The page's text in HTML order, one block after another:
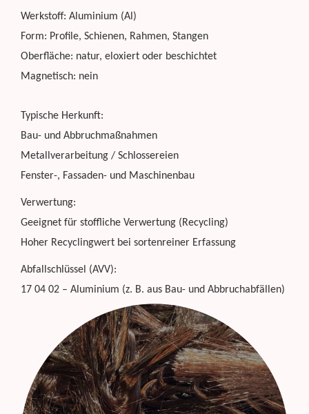
Werkstoff: Aluminium (Al)
Form: Profile, Schienen, Rahmen, Stangen
Oberfläche: natur, eloxiert oder beschichtet
Magnetisch: nein
Typische Herkunft:
Bau- und Abbruchmaßnahmen
Metallverarbeitung / Schlossereien
Fenster-, Fassaden- und Maschinenbau
Verwertung:
Geeignet für stoffliche Verwertung (Recycling)
Hoher Recyclingwert bei sortenreiner Erfassung
Abfallschlüssel (AVV):
17 04 02 – Aluminium (z. B. aus Bau- und Abbruchabfällen)